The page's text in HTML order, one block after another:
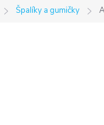
Špalíky a gumičky